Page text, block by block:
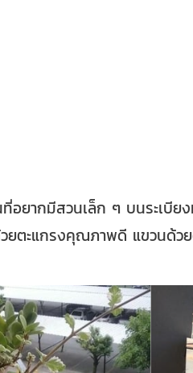
อยากมีสวนเล็ก ๆ บนระเบีย
ยตะแกรงคุณภาพดี แขวนด้